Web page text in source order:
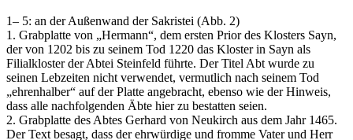
1– 5: an der Außenwand der Sakristei (Abb. 2)
1. Grabplatte von „Hermann“, dem ersten Prior des Klosters Sayn,
der von 1202 bis zu seinem Tod 1220 das Kloster in Sayn als
Filialkloster der Abtei Steinfeld führte. Der Titel Abt wurde zu
seinen Lebzeiten nicht verwendet, vermutlich nach seinem Tod
„ehrenhalber“ auf der Platte angebracht, ebenso wie der Hinweis,
dass alle nachfolgenden Äbte hier zu bestatten seien.
2. Grabplatte des Abtes Gerhard von Neukirch aus dem Jahr 1465.
Der Text besagt, dass der ehrwürdige und fromme Vater und Herr